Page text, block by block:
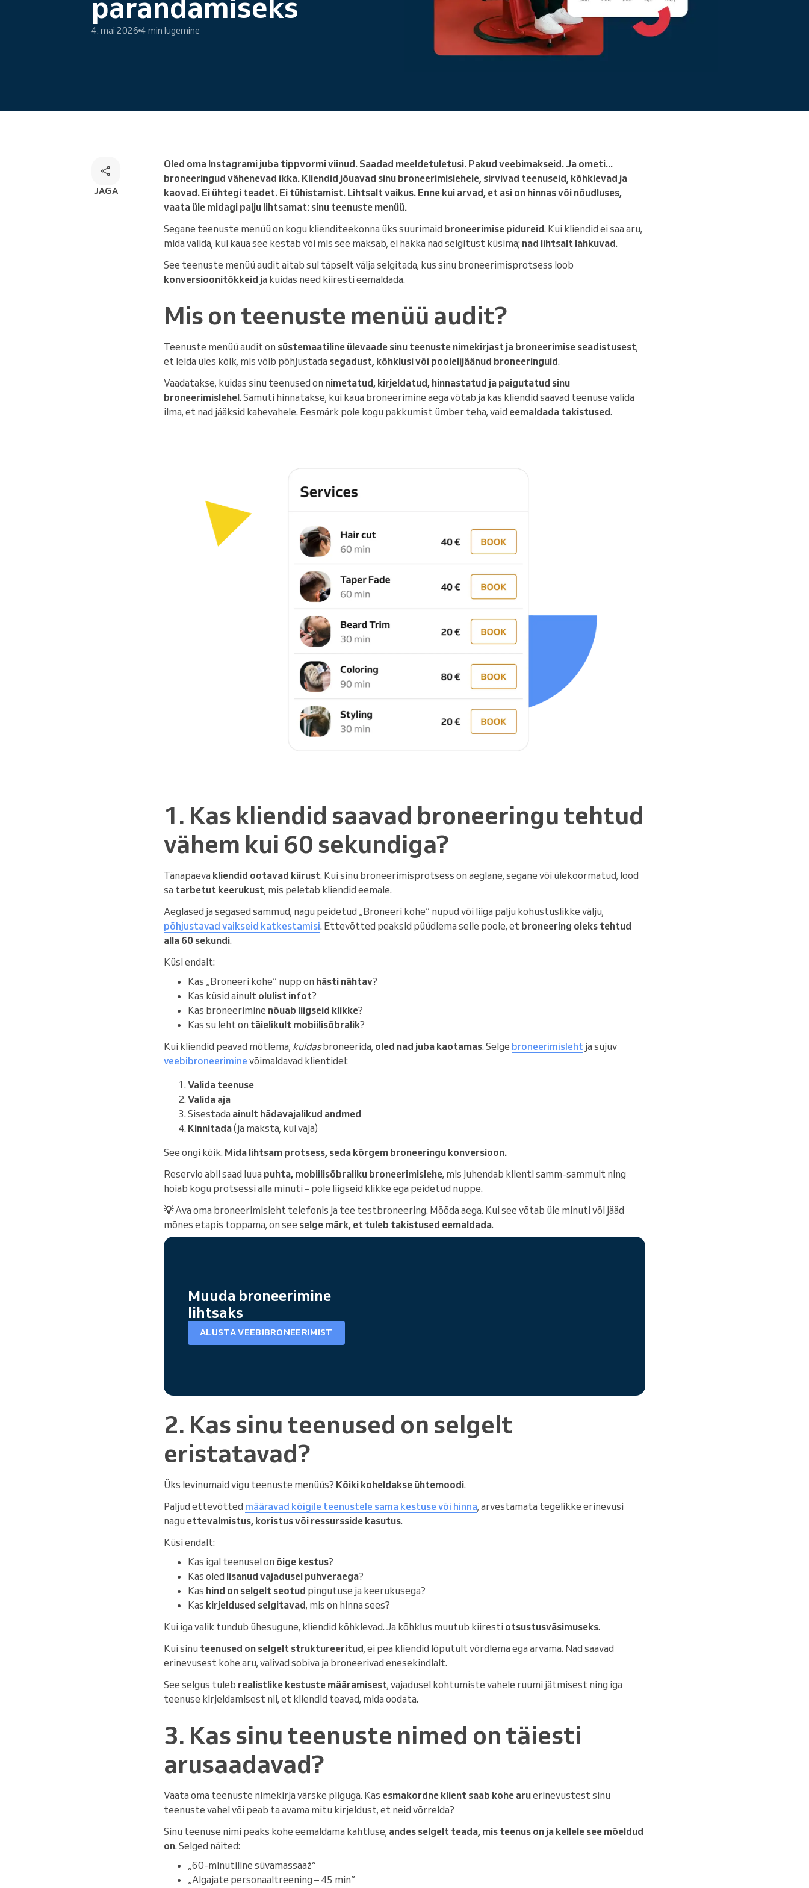
Veebibroneerimine
Omnikanali broneerimise
Juhid suurt ettevõtet
4. mai 2026 4 min lugemine
JAGA
Oled oma Instagrami juba tippvormi viinud. Saadad meeldetuletusi. Pakud veebimakseid. Ja ometi...
broneeringud vähenevad ikka. Kliendid jõuavad sinu broneerimislehele, sirvivad teenuseid, kõhklevad ja
kaovad. Ei ühtegi teadet. Ei tühistamist. Lihtsalt vaikus. Enne kui arvad, et asi on hinnas või nõudluses,
vaata üle midagi palju lihtsamat: sinu teenuste menüü.
Segane teenuste menüü on kogu klienditeekonna üks suurimaid broneerimise pidureid. Kui kliendid ei saa aru,
mida valida, kui kaua see kestab või mis see maksab, ei hakka nad selgitust küsima; nad lihtsalt lahkuvad.
See teenuste menüü audit aitab sul täpselt välja selgitada, kus sinu broneerimisprotsess loob
konversioonitõkkeid ja kuidas need kiiresti eemaldada.
Mis on teenuste menüü audit?
Teenuste menüü audit on süstemaatiline ülevaade sinu teenuste nimekirjast ja broneerimise seadistusest,
et leida üles kõik, mis võib põhjustada segadust, kõhklusi või poolelijäänud broneeringuid.
Vaadatakse, kuidas sinu teenused on nimetatud, kirjeldatud, hinnastatud ja paigutatud sinu
broneerimislehel. Samuti hinnatakse, kui kaua broneerimine aega võtab ja kas kliendid saavad teenuse valida
ilma, et nad jääksid kahevahele. Eesmärk pole kogu pakkumist ümber teha, vaid eemaldada takistused.
1. Kas kliendid saavad broneeringu tehtud
vähem kui 60 sekundiga?
Tänapäeva kliendid ootavad kiirust. Kui sinu broneerimisprotsess on aeglane, segane või ülekoormatud, lood
sa tarbetut keerukust, mis peletab kliendid eemale.
Aeglased ja segased sammud, nagu peidetud „Broneeri kohe” nupud või liiga palju kohustuslikke välju,
põhjustavad vaikseid katkestamisi. Ettevõtted peaksid püüdlema selle poole, et broneering oleks tehtud
alla 60 sekundi.
Küsi endalt:
Kas „Broneeri kohe” nupp on hästi nähtav?
Kas küsid ainult olulist infot?
Kas broneerimine nõuab liigseid klikke?
Kas su leht on täielikult mobiilisõbralik?
Kui kliendid peavad mõtlema, kuidasbroneerida, oled nad juba kaotamas. Selge broneerimisleht ja sujuv
veebibroneerimine võimaldavad klientidel:
Valida teenuse
Valida aja
Sisestada ainult hädavajalikud andmed
Kinnitada(ja maksta, kui vaja)
See ongi kõik. Mida lihtsam protsess, seda kõrgem broneeringu konversioon.
Reservio abil saad luua puhta, mobiilisõbraliku broneerimislehe, mis juhendab klienti samm-sammult ning
hoiab kogu protsessi alla minuti – pole liigseid klikke ega peidetud nuppe.
💡Ava oma broneerimisleht telefonis ja tee testbroneering. Mõõda aega. Kui see võtab üle minuti või jääd
mõnes etapis toppama, on see selge märk, et tuleb takistused eemaldada.
Muuda broneerimine
lihtsaks
ALUSTA VEEBIBRONEERIMIST
2. Kas sinu teenused on selgelt
eristatavad?
Üks levinumaid vigu teenuste menüüs? Kõiki koheldakse ühtemoodi.
Paljud ettevõtted määravad kõigile teenustele sama kestuse või hinna, arvestamata tegelikke erinevusi
nagu ettevalmistus, koristus või ressursside kasutus.
Küsi endalt:
Kas igal teenusel on õige kestus?
Kas oled lisanud vajadusel puhveraega?
Kas hind on selgelt seotud pingutuse ja keerukusega?
Kas kirjeldused selgitavad, mis on hinna sees?
Kui iga valik tundub ühesugune, kliendid kõhklevad. Ja kõhklus muutub kiiresti otsustusväsimuseks.
Kui sinu teenused on selgelt struktureeritud, ei pea kliendid lõputult võrdlema ega arvama. Nad saavad
erinevusest kohe aru, valivad sobiva ja broneerivad enesekindlalt.
See selgus tuleb realistlike kestuste määramisest, vajadusel kohtumiste vahele ruumi jätmisest ning iga
teenuse kirjeldamisest nii, et kliendid teavad, mida oodata.
3. Kas sinu teenuste nimed on täiesti
arusaadavad?
Vaata oma teenuste nimekirja värske pilguga. Kas esmakordne klient saab kohe aruerinevustest sinu
teenuste vahel või peab ta avama mitu kirjeldust, et neid võrrelda?
Sinu teenuse nimi peaks kohe eemaldama kahtluse, andes selgelt teada, mis teenus on ja kellele see mõeldud
on. Selged näited:
„60-minutiline süvamassaaž”
„Algajate personaaltreening – 45 min”